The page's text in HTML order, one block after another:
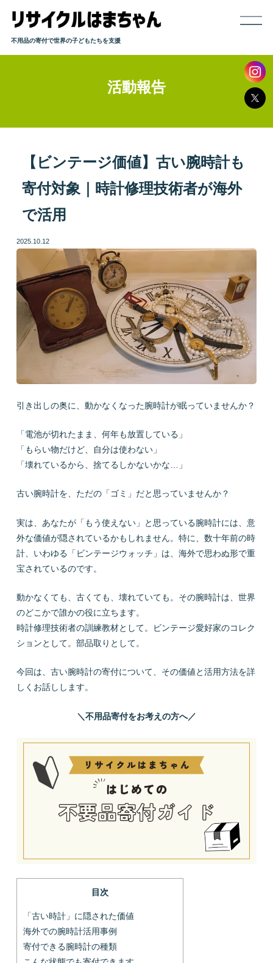
ホーム
寄付までの流れ
取り扱い品目
発送方法
活動報告
会社概要
プライバシーポリシー お問い合わせ
不用品の寄付で世界の子どもたちを支援
活動報告
【ビンテージ価値】古い腕時計も
寄付対象｜時計修理技術者が海外
で活用
2025.10.12
引き出しの奥に、動かなくなった腕時計が眠っていませんか？
「電池が切れたまま、何年も放置している」
「もらい物だけど、自分は使わない」
「壊れているから、捨てるしかないかな…」
古い腕時計を、ただの「ゴミ」だと思っていませんか？
実は、あなたが「もう使えない」と思っている腕時計には、意
外な価値が隠されているかもしれません。特に、数十年前の時
計、いわゆる「ビンテージウォッチ」は、海外で思わぬ形で重
宝されているのです。
動かなくても、古くても、壊れていても。その腕時計は、世界
のどこかで誰かの役に立ちます。
時計修理技術者の訓練教材として。ビンテージ愛好家のコレク
ションとして。部品取りとして。
今回は、古い腕時計の寄付について、その価値と活用方法を詳
しくお話しします。
＼不用品寄付をお考えの方へ／
目次
「古い時計」に隠された価値
海外での腕時計活用事例
寄付できる腕時計の種類